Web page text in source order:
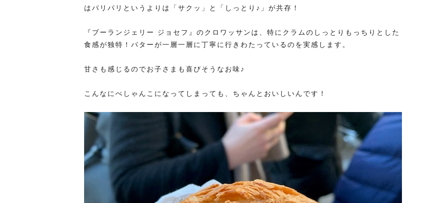
はパリパリというよりは「サクッ」と「しっとり♪」が共存！
『ブーランジェリー ジョセフ』のクロワッサンは、特にクラムのしっとりもっちりとした
食感が独特！バターが一層一層に丁寧に行きわたっているのを実感します。
甘さも感じるのでお子さまも喜びそうなお味♪
こんなにぺしゃんこになってしまっても、ちゃんとおいしいんです！